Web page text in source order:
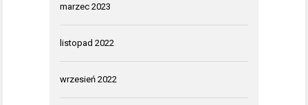
marzec 2023
listopad 2022
wrzesień 2022